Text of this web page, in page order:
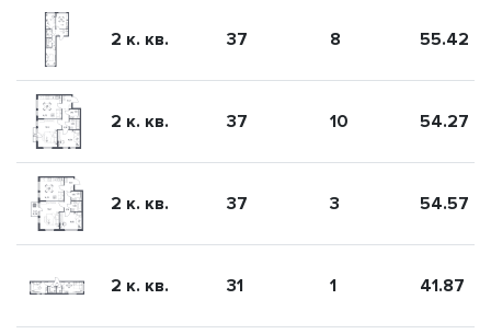
2 к. кв. 37 8 55.42
2 к. кв. 37 10 54.27
2 к. кв. 37 3 54.57
2 к. кв. 31 1 41.87